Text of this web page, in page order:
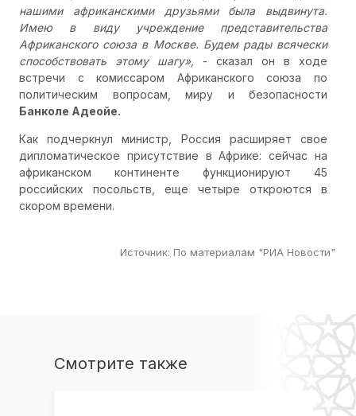
нашими африканскими друзьями была выдвинута.
Имею в виду учреждение представительства
Африканского союза в Москве. Будем рады всячески
способствовать этому шагу», - сказал он в ходе
встречи с комиссаром Африканского союза по
политическим вопросам, миру и безопасности
Банколе Адеойе.
Как подчеркнул министр, Россия расширяет свое
дипломатическое присутствие в Африке: сейчас на
африканском континенте функционируют 45
российских посольств, еще четыре откроются в
скором времени.
Источник: По материалам "РИА Новости"
Смотрите также